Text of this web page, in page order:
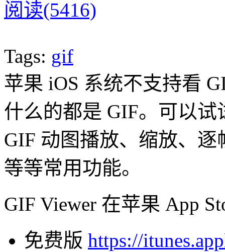
阅读(5416)
Tags: gif
苹果 iOS 系统不支持看
什么的都是 GIF。可以试
GIF 动图播放、缩放、
等等常用功能。
GIF Viewer 在苹果 App
免费版 https://